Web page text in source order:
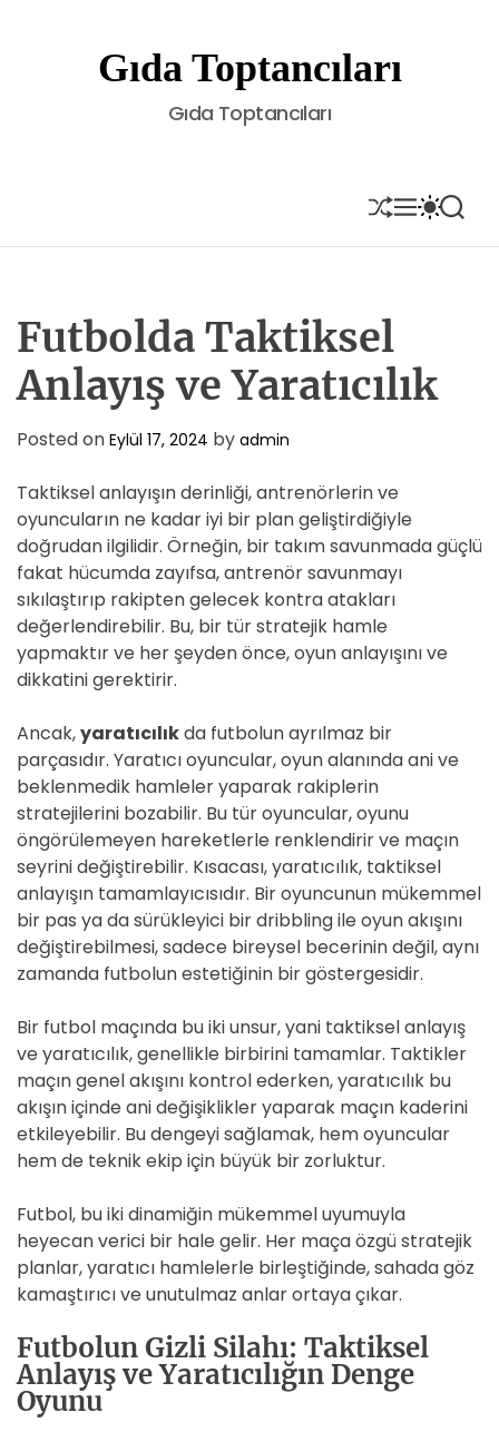
t
Gıda Toptancıları
Gıda Toptancıları
S
H
U
E
M
E
N
S
W
I
L
O
R
S
E
A
Futbolda Taktiksel
Anlayış ve Yaratıcılık
Posted on Eylül 17, 2024 by admin
Taktiksel anlayışın derinliği, antrenörlerin ve
oyuncuların ne kadar iyi bir plan geliştirdiğiyle
doğrudan ilgilidir. Örneğin, bir takım savunmada güçlü
fakat hücumda zayıfsa, antrenör savunmayı
sıkılaştırıp rakipten gelecek kontra atakları
değerlendirebilir. Bu, bir tür stratejik hamle
yapmaktır ve her şeyden önce, oyun anlayışını ve
dikkatini gerektirir.
Ancak,yaratıcılıkda futbolun ayrılmaz bir
parçasıdır. Yaratıcı oyuncular, oyun alanında ani ve
beklenmedik hamleler yaparak rakiplerin
stratejilerini bozabilir. Bu tür oyuncular, oyunu
öngörülemeyen hareketlerle renklendirir ve maçın
seyrini değiştirebilir. Kısacası, yaratıcılık, taktiksel
anlayışın tamamlayıcısıdır. Bir oyuncunun mükemmel
bir pas ya da sürükleyici bir dribbling ile oyun akışını
değiştirebilmesi, sadece bireysel becerinin değil, aynı
zamanda futbolun estetiğinin bir göstergesidir.
Bir futbol maçında bu iki unsur, yani taktiksel anlayış
ve yaratıcılık, genellikle birbirini tamamlar. Taktikler
maçın genel akışını kontrol ederken, yaratıcılık bu
akışın içinde ani değişiklikler yaparak maçın kaderini
etkileyebilir. Bu dengeyi sağlamak, hem oyuncular
hem de teknik ekip için büyük bir zorluktur.
Futbol, bu iki dinamiğin mükemmel uyumuyla
heyecan verici bir hale gelir. Her maça özgü stratejik
planlar, yaratıcı hamlelerle birleştiğinde, sahada göz
kamaştırıcı ve unutulmaz anlar ortaya çıkar.
Futbolun Gizli Silahı: Taktiksel
Anlayış ve Yaratıcılığın Denge
Oyunu